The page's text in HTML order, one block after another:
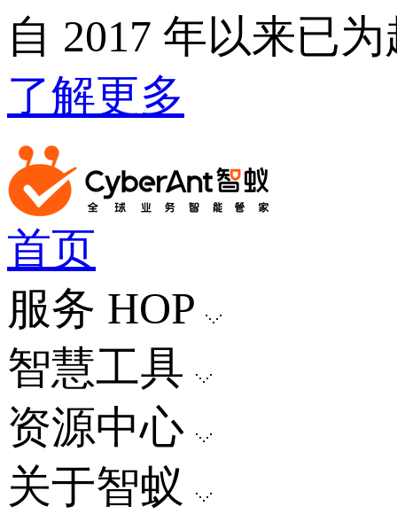
自 2017 年以来已
了解更多
首页
服务 HOP
智慧工具
资源中心
关于智蚁